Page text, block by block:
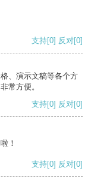
支持[0] 反对[0]
、演示文稿等各个方
常方便。
支持[0] 反对[0]
！
支持[0] 反对[0]